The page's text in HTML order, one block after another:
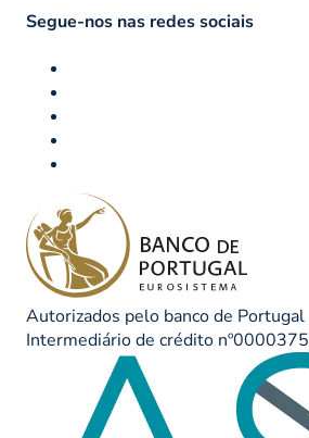
Segue-nos nas redes sociais
Autorizados pelo banco de Portugal
Intermediário de crédito nº0000375